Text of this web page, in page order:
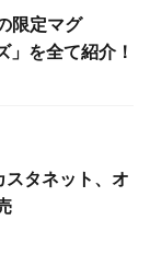
限定マグ
」を全て紹介！
タネット、オ